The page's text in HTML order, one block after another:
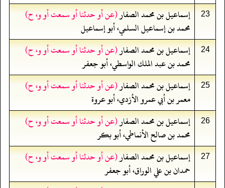
23 إسماعيل بن محمد الصفار(عن أو حدثنا أو سمعت أو و، ح)
محمد بن إسماعيل السلمي، أبو إسماعيل
24 إسماعيل بن محمد الصفار(عن أو حدثنا أو سمعت أو و، ح)
محمد بن عبد الملك الواسطي، أبو جعفر
25 إسماعيل بن محمد الصفار(عن أو حدثنا أو سمعت أو و، ح)
معمر بن أبي عمرو الأزدي، أبو عروة
26 إسماعيل بن محمد الصفار(عن أو حدثنا أو سمعت أو و، ح)
محمد بن صالح الأنماطي، أبو بكر
27 إسماعيل بن محمد الصفار(عن أو حدثنا أو سمعت أو و، ح)
حمدان بن علي الوراق، أبو جعفر